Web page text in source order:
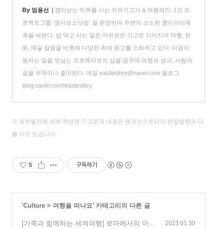
By 엄용선 | 잼이보는 하루를 사는 자유기고가 & 여행작가. 1인 프
로젝트그룹 ‘잼이보소닷컴’ 을 운영하며 주변의 소소한 잼이거리에
촉을 세운다. 밥 먹고 사는 일은 자유로운 기고로 이어지며 여행, 문
화, 예술 칼럼을 비롯해 다양한 취재 원고를 소화하고 있다. 마음이
동하는 일을 벗삼는 프로젝터로의 삶을 꿈꾸며 여행과 생각, 사람과
글을 무척이나 좋아한다. 메일 wastestory@naver.com 블로그
blog.naver.com/wastestory
※ 외부필자에 의해 작성된 기고문의 내용은 앰코인스토리의 편집방향과 다
를 수도 있습니다.
5 구독하기
'Culture > 여행을 떠나요' 카테고리의 다른 글
[가족과 함께하는 세계여행] 로마에서의 마지
2023.01.30